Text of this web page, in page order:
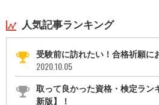
人気記事ランキング
受験前に訪れたい！合格祈願に
2020.10.05
取って良かった資格・検定ラン
新版】！